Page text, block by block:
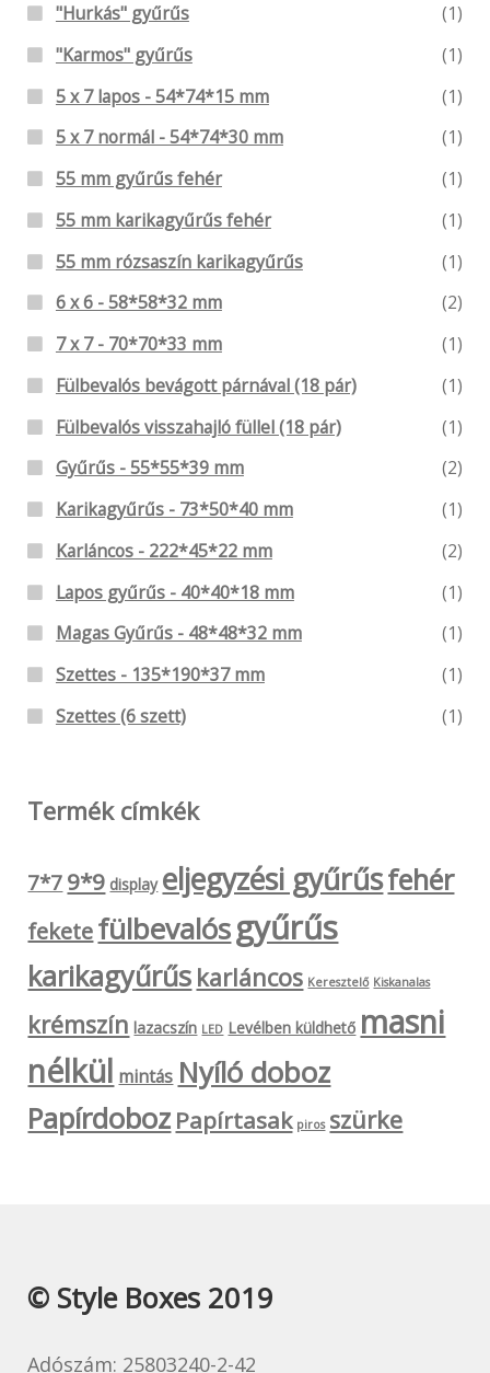
"Hurkás" gyűrűs
(1)
"Karmos" gyűrűs
(1)
5 x 7 lapos - 54*74*15 mm
(1)
5 x 7 normál - 54*74*30 mm
(1)
55 mm gyűrűs fehér
(1)
55 mm karikagyűrűs fehér
(1)
55 mm rózsaszín karikagyűrűs
(1)
6 x 6 - 58*58*32 mm
(2)
7 x 7 - 70*70*33 mm
(1)
Fülbevalós bevágott párnával (18 pár)
(1)
Fülbevalós visszahajló füllel (18 pár)
(1)
Gyűrűs - 55*55*39 mm
(2)
Karikagyűrűs - 73*50*40 mm
(1)
Karláncos - 222*45*22 mm
(2)
Lapos gyűrűs - 40*40*18 mm
(1)
Magas Gyűrűs - 48*48*32 mm
(1)
Szettes - 135*190*37 mm
(1)
Szettes (6 szett)
(1)
Termék címkék
7*79*9 display eljegyzési gyűrűsfehér
feketefülbevalósgyűrűs
karikagyűrűs karláncos Keresztelő Kiskanalas
krémszín lazacszín LED Levélben küldhető masni
nélkül mintás Nyíló doboz
Papírdoboz Papírtasak piros szürke
© Style Boxes 2019
Adószám: 25803240-2-42